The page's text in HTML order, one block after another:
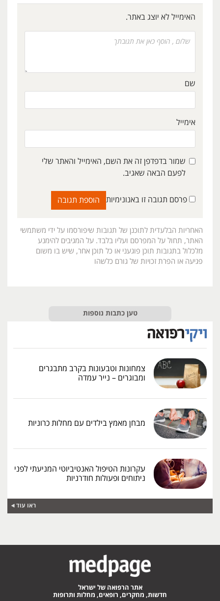
האימייל לא יוצג באתר.
שם
אימייל
שמור בדפדפן זה את השם, האימייל והאתר שלי
לפעם הבאה שאגיב.
פרסם תגובה זו באנונימיות
האחריות הבלעדית לתוכנן של תגובות שיפורסמו על ידי משתמשי
האתר, תחול על המפרסם ועליו בלבד. על המגיבים להימנע
מלכלול בתגובות תוכן פוגעני או כל תוכן אחר, שיש בו משום
פגיעה או הפרת זכויות של גורם כלשהו
טען כתבות נוספות
צמחונות וטבעונות בקרב מתבגרים
ומבוגרים – נייר עמדה
מבחן מאמץ בילדים עם מחלות כרוניות
עקרונות הטיפול האנטיביוטי המניעתי לפני
ניתוחים ופעולות חודרניות
ראו עוד
אתר הרפואה של ישראל
חדשות, מחקרים, רופאים, מחלות ותרופות